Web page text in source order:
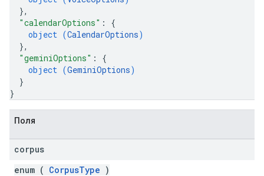
},
"calendarOptions" : {
object (CalendarOptions)
},
"geminiOptions" : {
object (GeminiOptions)
}
}
Поля
corpus
enum ( CorpusType )